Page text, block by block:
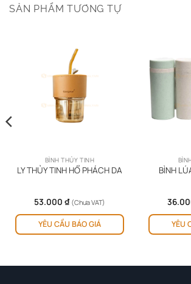
SẢN PHẨM TƯƠNG TỰ
BÌNH THỦY TINH
LY THỦY TINH HỔ PHÁCH DA
53.000 ₫ (Chưa VAT)
YÊU CẦU BÁO GIÁ
BÌNH
YÊU